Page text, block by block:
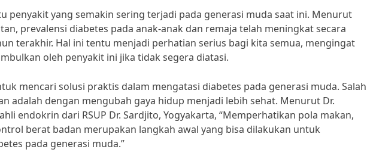
penyakit yang semakin sering terjadi pada generasi muda saat ini. Menurut
prevalensi diabetes pada anak-anak dan remaja telah meningkat secara
terakhir. Hal ini tentu menjadi perhatian serius bagi kita semua, mengingat
oleh penyakit ini jika tidak segera diatasi.
mencari solusi praktis dalam mengatasi diabetes pada generasi muda. Salah
adalah dengan mengubah gaya hidup menjadi lebih sehat. Menurut Dr.
endokrin dari RSUP Dr. Sardjito, Yogyakarta, “Memperhatikan pola makan,
berat badan merupakan langkah awal yang bisa dilakukan untuk
pada generasi muda.”